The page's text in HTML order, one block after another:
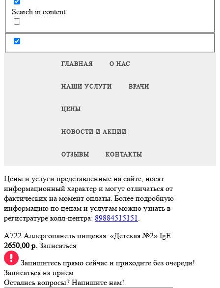
Search in content
ГЛАВНАЯ О НАС
НАШИ УСЛУГИ ВРАЧИ
ЦЕНЫ
НОВОСТИ И АКЦИИ
ОТЗЫВЫ КОНТАКТЫ
Цены и услуги представленные на сайте, носят
информационный характер и могут отличаться от
фактических на момент оплаты. Более подробную
информацию по ценам и услугам можно узнать в
регистратуре колл-центра: 89884515151.
A722 Аллергопанель пищевая: «Детская №2» IgE
2650,00 р. Записаться
Запишитесь прямо сейчас и приходите без очереди!
Записаться на прием
Остались вопросы? Напишите нам!